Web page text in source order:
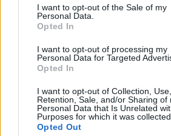
I want to opt-out of the Sale of my
Personal Data.
Opted In
I want to opt-out of processing my
Personal Data for Targeted
Opted In
I want to opt-out of Collection, Use,
Retention, Sale, and/or Sharing of
Personal Data that Is Unrelated
Purposes for which it was collected.
Opted Out
generalizzate.
La seconda sarebbe, invece, la
attestarsi su una convivenza
con alcune precauzioni di buon
ma senza più “regole di Stato”,